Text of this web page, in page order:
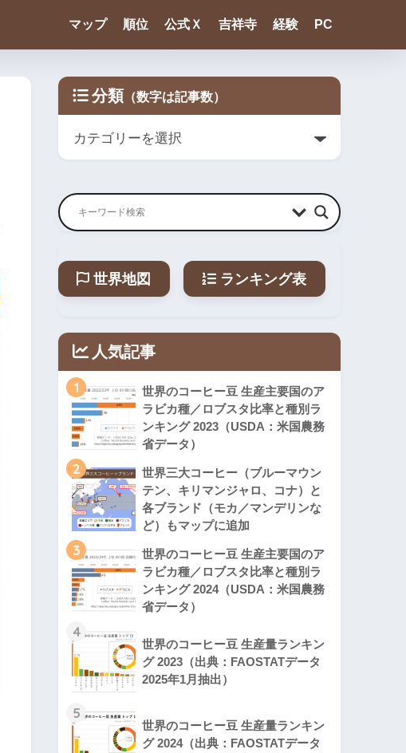
マップ 順位 公式Ｘ 吉祥寺 経験 PC
分類
世界地図 ランキング表
人気記事
1
世界のコーヒー豆 生産主要国のア
ラビカ種／ロブスタ比率と種別ラ
ンキング 2023（USDA：米国農務
省データ）
2
世界三大コーヒー（ブルーマウン
テン、キリマンジャロ、コナ）と
各ブランド（モカ／マンデリンな
ど）もマップに追加
3
世界のコーヒー豆 生産主要国のア
ラビカ種／ロブスタ比率と種別ラ
ンキング 2024（USDA：米国農務
省データ）
4
世界のコーヒー豆 生産量ランキン
グ 2023（出典：FAOSTATデータ
2025年1月抽出）
5
世界のコーヒー豆 生産量ランキン
グ 2024（出典：FAOSTATデータ